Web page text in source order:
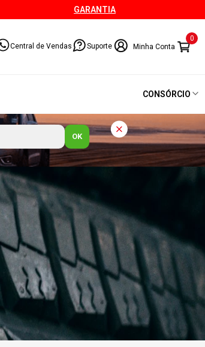
GARANTIA
Central de Vendas Suporte
0
CONSÓRCIO
OK